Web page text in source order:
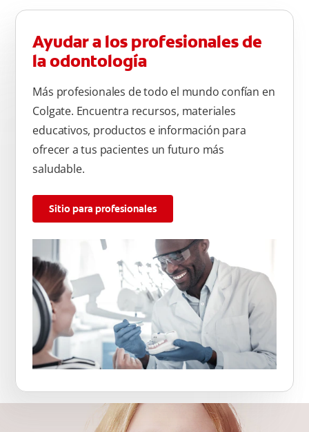
Ayudar a los profesionales de
la odontología
Más profesionales de todo el mundo confían en
Colgate. Encuentra recursos, materiales
educativos, productos e información para
ofrecer a tus pacientes un futuro más
saludable.
Sitio para profesionales